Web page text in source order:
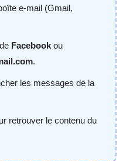
e-mail (Gmail,
Facebook ou
.
les messages de la
retrouver le contenu du